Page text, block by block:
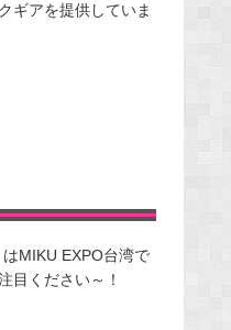
ギアを提供していま
MIKU EXPO台湾で
目ください～！